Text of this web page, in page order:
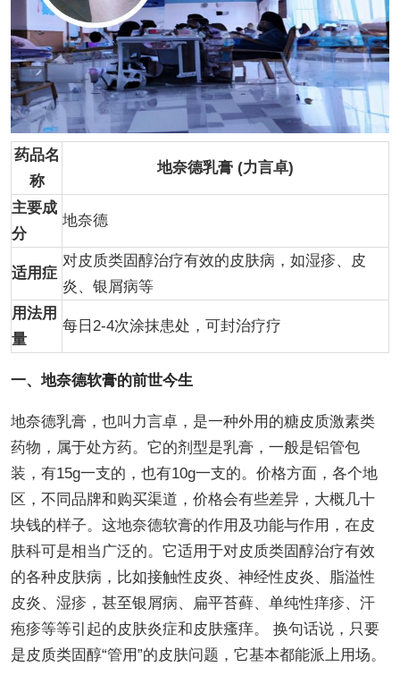
药品名
称
地奈德乳膏 (力言卓)
主要成
分
地奈德
适用症
对皮质类固醇治疗有效的皮肤病，如湿疹、皮
炎、银屑病等
用法用
量
每日2-4次涂抹患处，可封治疗疗
一、地奈德软膏的前世今生
地奈德乳膏，也叫力言卓，是一种外用的糖皮质激素类
药物，属于处方药。它的剂型是乳膏，一般是铝管包
装，有15g一支的，也有10g一支的。价格方面，各个地
区，不同品牌和购买渠道，价格会有些差异，大概几十
块钱的样子。这地奈德软膏的作用及功能与作用，在皮
肤科可是相当广泛的。它适用于对皮质类固醇治疗有效
的各种皮肤病，比如接触性皮炎、神经性皮炎、脂溢性
皮炎、湿疹，甚至银屑病、扁平苔藓、单纯性痒疹、汗
疱疹等等引起的皮肤炎症和皮肤瘙痒。 换句话说，只要
是皮质类固醇“管用”的皮肤问题，它基本都能派上用场。